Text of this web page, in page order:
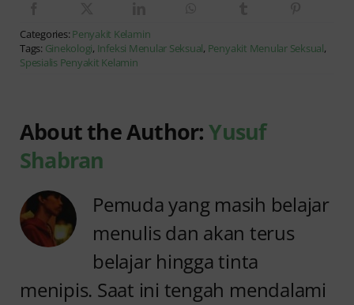
Categories: Penyakit Kelamin
Tags: Ginekologi, Infeksi Menular Seksual, Penyakit Menular Seksual,
Spesialis Penyakit Kelamin
About the Author:Yusuf
Shabran
Pemuda yang masih belajar
menulis dan akan terus
belajar hingga tinta
menipis. Saat ini tengah mendalami